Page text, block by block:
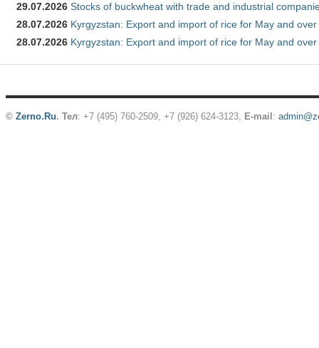
29.07.2026 Stocks of buckwheat with trade and industrial
28.07.2026 Kyrgyzstan: Export and import of rice for May and
28.07.2026 Kyrgyzstan: Export and import of rice for May and
© Zerno.Ru. Тел: +7 (495) 760-2509, +7 (926) 624-3123, E-mail :